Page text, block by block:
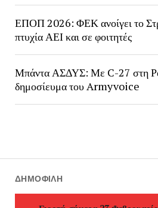
ΕΠΟΠ 2026: ΦΕΚ ανοίγει το
πτυχία ΑΕΙ και σε φοιτητές
Μπάντα ΑΣΔΥΣ: Με C-27 στη
δημοσίευμα του Armyvoice
ΔΗΜΟΦΙΛΉ